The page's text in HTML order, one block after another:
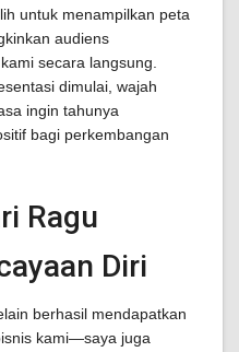
untuk menampilkan peta
audiens
secara langsung.
dimulai, wajah
ingin tahunya
bagi perkembangan
Ragu
Diri
berhasil mendapatkan
kami—saya juga